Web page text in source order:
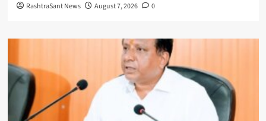
RashtraSant News August 7, 2026 0